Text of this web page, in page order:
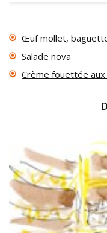
Œuf mollet,
Salade nova
Crème fouettée